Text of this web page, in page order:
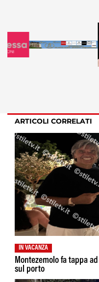
ARTICOLI CORRELATI
IN VACANZA
Montezemolo fa tappa
sul porto